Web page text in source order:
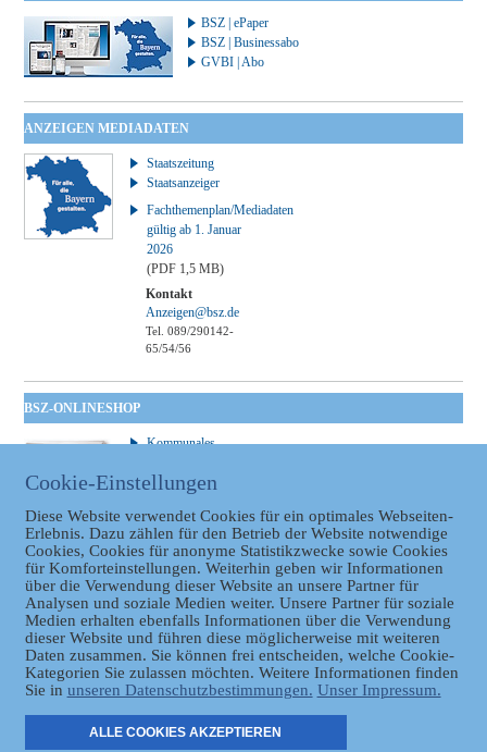
BSZ | ePaper
BSZ | Businessabo
GVBI | Abo
ANZEIGEN MEDIADATEN
Staatszeitung
Staatsanzeiger
Fachthemenplan/Mediadaten
gültig ab 1. Januar
2026
(PDF 1,5 MB)
Kontakt
Anzeigen@bsz.de
Tel. 089/290142-
65/54/56
BSZ-ONLINESHOP
Kommunales
GVBl | Einbanddecke
Datenschutz
Cookie-Einstellungen
Diese Website verwendet Cookies für ein optimales Webseiten-
Erlebnis. Dazu zählen für den Betrieb der Website notwendige
Cookies, Cookies für anonyme Statistikzwecke sowie Cookies
für Komforteinstellungen. Weiterhin geben wir Informationen
über die Verwendung dieser Website an unsere Partner für
Analysen und soziale Medien weiter. Unsere Partner für soziale
Medien erhalten ebenfalls Informationen über die Verwendung
dieser Website und führen diese möglicherweise mit weiteren
Daten zusammen. Sie können frei entscheiden, welche Cookie-
Kategorien Sie zulassen möchten. Weitere Informationen finden
Sie in unseren Datenschutzbestimmungen. Unser Impressum.
ALLE COOKIES AKZEPTIEREN